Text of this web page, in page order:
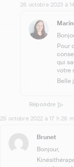
26 octobre 2023 à
Pour
qui
votre
Belle
Répondre
25 octobre 2022 à 17 h 26
Brunet
Bonjour,